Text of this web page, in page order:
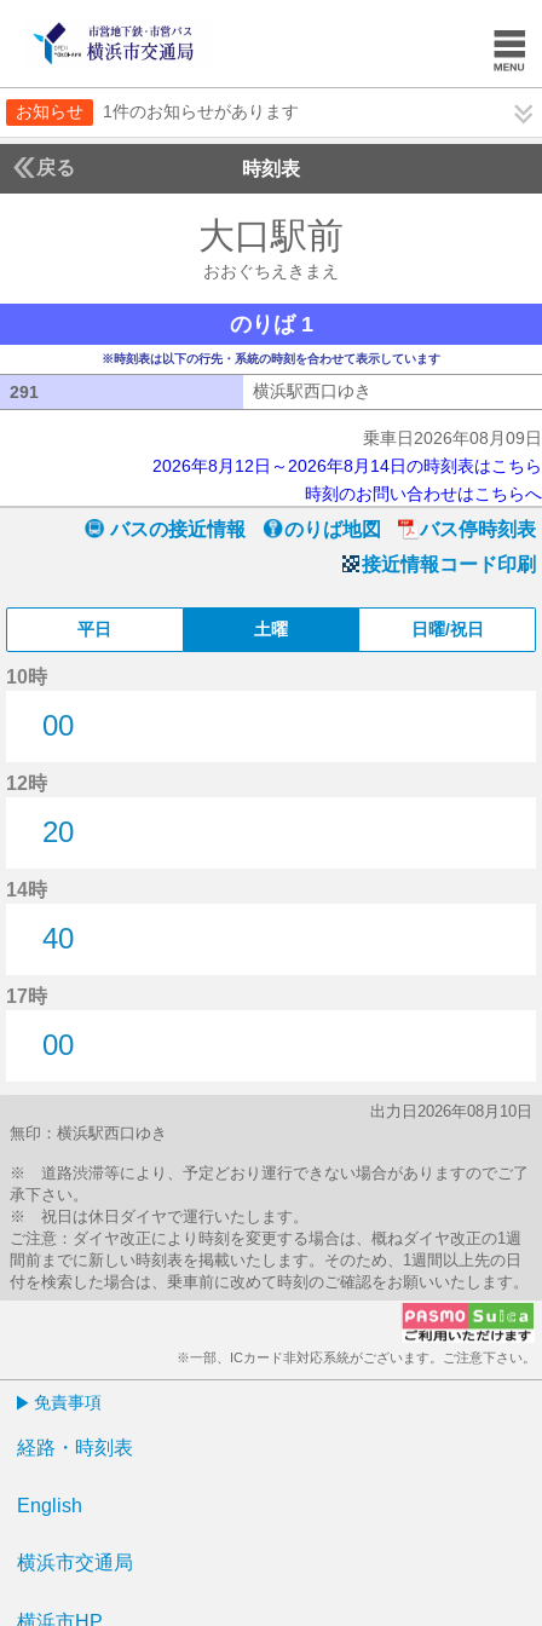
お知らせ 1件のお知らせがあります
戻る 時刻表
大口駅前
おおぐちえきまえ
のりば 1
※時刻表は以下の行先・系統の時刻を合わせて表示しています
291 横浜駅西口ゆき
乗車日2026年08月09日
2026年8月12日～2026年8月14日の時刻表はこちら
時刻のお問い合わせはこちらへ
バスの接近情報 のりば地図
バス停時刻表
接近情報コード印刷
平日 土曜 日曜/祝日
10時
00
12時
20
14時
40
17時
00
出力日2026年08月10日
無印：横浜駅西口ゆき
※ 道路渋滞等により、予定どおり運行できない場合がありますのでご了
承下さい。
※ 祝日は休日ダイヤで運行いたします。
ご注意：ダイヤ改正により時刻を変更する場合は、概ねダイヤ改正の1週
間前までに新しい時刻表を掲載いたします。そのため、1週間以上先の日
付を検索した場合は、乗車前に改めて時刻のご確認をお願いいたします。
※一部、ICカード非対応系統がございます。ご注意下さい。
免責事項
経路・時刻表
English
横浜市交通局
横浜市HP